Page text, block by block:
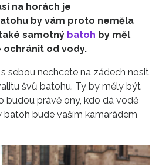
na horách je
by vám proto neměla
samotný batoh by měl
ochránit od vody.
sebou nechcete na zádech nosit
švů batohu. Ty by měly být
budou právě ony, kdo dá vodě
batoh bude vaším kamarádem